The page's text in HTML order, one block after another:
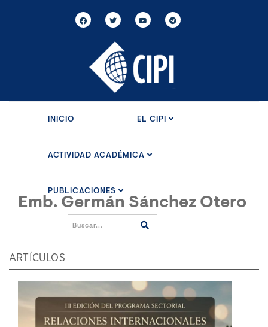
INICIO EL CIPI
ACTIVIDAD ACADÉMICA
PUBLICACIONES
Emb. Germán Sánchez Otero
ARTÍCULOS